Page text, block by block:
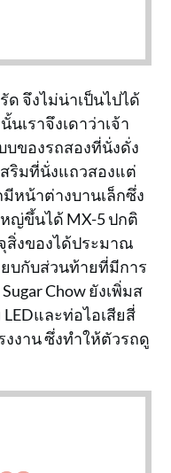
ด จึงไม่น่าเป็นไปได้
เราจึงเดาว่าเจ้า
บของรถสองที่นั่งดั่ง
สริมที่นั่งแถวสองแต่
หน้าต่างบานเล็กซึ่ง
ญ่ขึ้นได้ MX-5 ปกติ
สิ่งของได้ประมาณ
ยบกับส่วนท้ายที่มีการ
Chow ยังเพิ่มส
และท่อไอเสียสี่
งาน ซึ่งทำให้ตัวรถดู